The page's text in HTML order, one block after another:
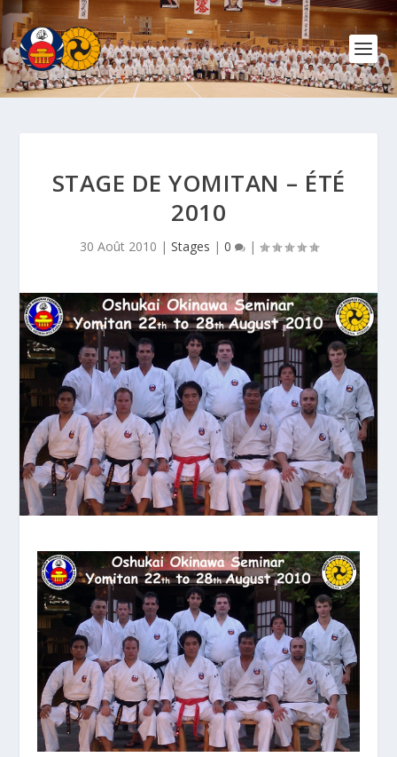
STAGE DE YOMITAN – ÉTÉ
2010
30 Août 2010 | Stages | 0 |